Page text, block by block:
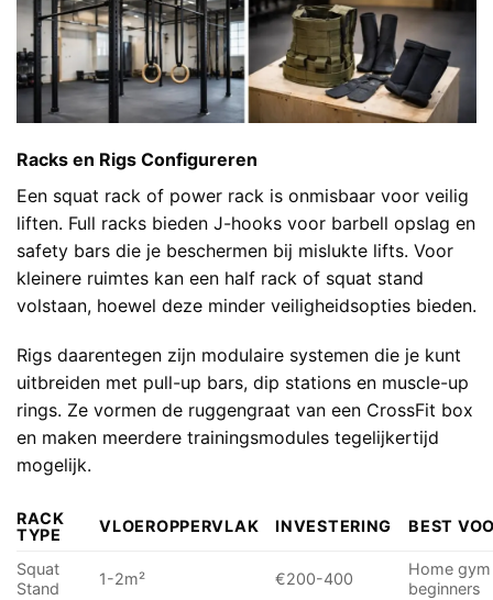
Racks en Rigs Configureren
Een squat rack of power rack is onmisbaar voor veilig
liften. Full racks bieden J-hooks voor barbell opslag en
safety bars die je beschermen bij mislukte lifts. Voor
kleinere ruimtes kan een half rack of squat stand
volstaan, hoewel deze minder veiligheidsopties bieden.
Rigs daarentegen zijn modulaire systemen die je kunt
uitbreiden met pull-up bars, dip stations en muscle-up
rings. Ze vormen de ruggengraat van een CrossFit box
en maken meerdere trainingsmodules tegelijkertijd
mogelijk.
RACK
TYPE
VLOEROPPERVLAK INVESTERING BEST
Squat
Stand
1-2m² €200-400
Home gym
beginners